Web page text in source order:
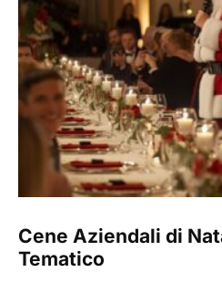
Cene Aziendali di
Tematico